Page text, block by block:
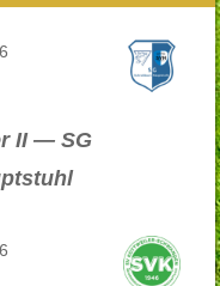
II — SG